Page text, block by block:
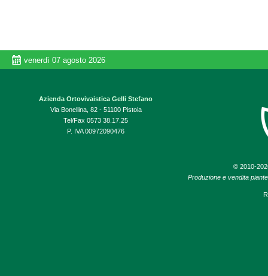
venerdì 07 agosto 2026
Azienda Ortovivaistica Gelli Stefano
Via Bonellina, 82 - 51100 Pistoia
Tel/Fax 0573 38.17.25
P. IVA 00972090476
© 2010-
Produzione e vendita